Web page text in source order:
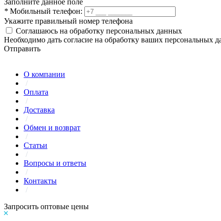
Заполните данное поле
* Мобильный телефон:
Укажите правильный номер телефона
Соглашаюсь на обработку персональных данных
Необходимо дать согласие на обработку ваших персональных
Отправить
О компании
/
Оплата
/
Доставка
/
Обмен и возврат
/
Статьи
/
Вопросы и ответы
/
Контакты
/
Запросить оптовые цены